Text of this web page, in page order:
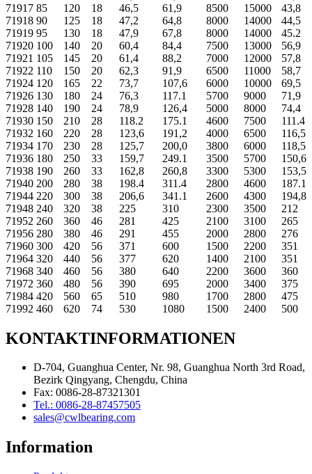
71917 85 120 18 46,5 61,9 8500 15000
43,8
71918 90 125 18 47,2 64,8 8000 14000
44,5
71919 95 130 18 47,9 67,8 8000 14000
45.2
71920 100 140 20 60,4 84,4 7500 13000
56,9
71921 105 145 20 61,4 88,2 7000 12000
57,8
71922 110 150 20 62,3 91,9 6500 11000
58,7
71924 120 165 22 73,7 107,6 6000 10000
69,5
71926 130 180 24 76,3 117.1 5700 9000
71,9
71928 140 190 24 78,9 126,4 5000 8000
74,4
71930 150 210 28 118.2 175.1 4600 7500
111.4
71932 160 220 28 123,6 191,2 4000 6500
116,5
71934 170 230 28 125,7 200,0 3800 6000
118,5
71936 180 250 33 159,7 249.1 3500 5700
150,6
71938 190 260 33 162,8 260,8 3300 5300
153,5
71940 200 280 38 198.4 311.4 2800 4600
187.1
71944 220 300 38 206,6 341.1 2600 4300
194,8
71948 240 320 38 225 310 2300 3500
212
71952 260 360 46 281 425 2100 3100
265
71956 280 380 46 291 455 2000 2800
276
71960 300 420 56 371 600 1500 2200
351
71964 320 440 56 377 620 1400 2100
351
71968 340 460 56 380 640 2200 3600
360
71972 360 480 56 390 695 2000 3400
375
71984 420 560 65 510 980 1700 2800
475
71992 460 620 74 530 1080 1500 2400 500
KONTAKTINFORMATIONEN
D-704, Guanghua Center, Nr. 98, Guanghua North 3rd Road,
Bezirk Qingyang, Chengdu, China
Fax: 0086-28-87321301
Tel.: 0086-28-87457505
sales@cwlbearing.com
Information